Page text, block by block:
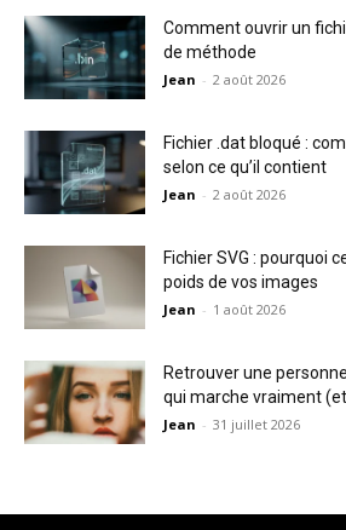
Comment ouvrir un
de méthode
Jean - 2 août 2026
Fichier .dat bloqué :
selon ce qu’il contient
Jean - 2 août 2026
Fichier SVG : pourquoi
poids de vos images
Jean - 1 août 2026
Retrouver une
qui marche vraiment (et
Jean - 31 juillet 2026